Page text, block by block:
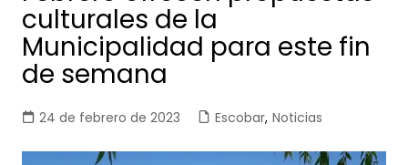
culturales de la
Municipalidad para este fin
de semana
24 de febrero de 2023 Escobar, Noticias